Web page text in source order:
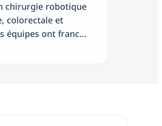
chirurgie robotique
colorectale et
équipes ont franchi